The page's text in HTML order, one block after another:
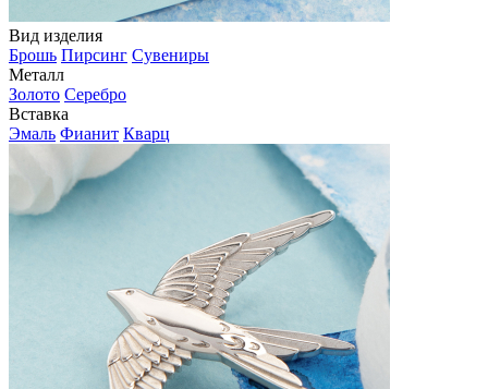
Вид изделия
Брошь Пирсинг Сувениры
Металл
Золото Серебро
Вставка
Эмаль Фианит Кварц